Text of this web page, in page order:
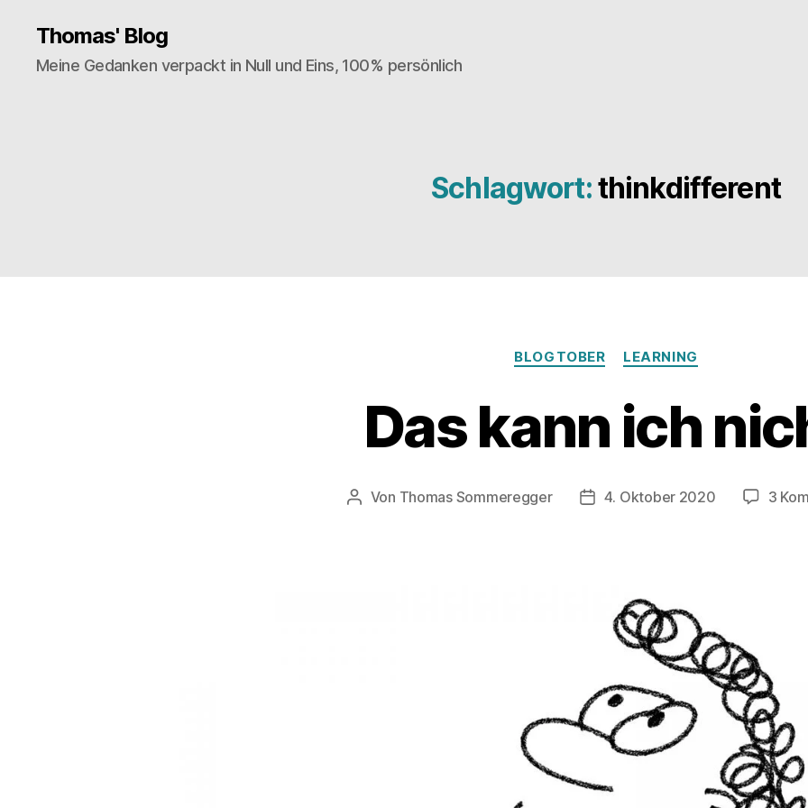
Thomas' Blog
Meine Gedanken verpackt in Null und Eins, 100% persönlich
Schlagwort:thinkdifferent
Kategorien
BLOGTOBER LEARNING
Das kann ich
Beitragsautor
Von Thomas Sommeregger Veröffentlichungsdatum
4. Oktober 2020 3